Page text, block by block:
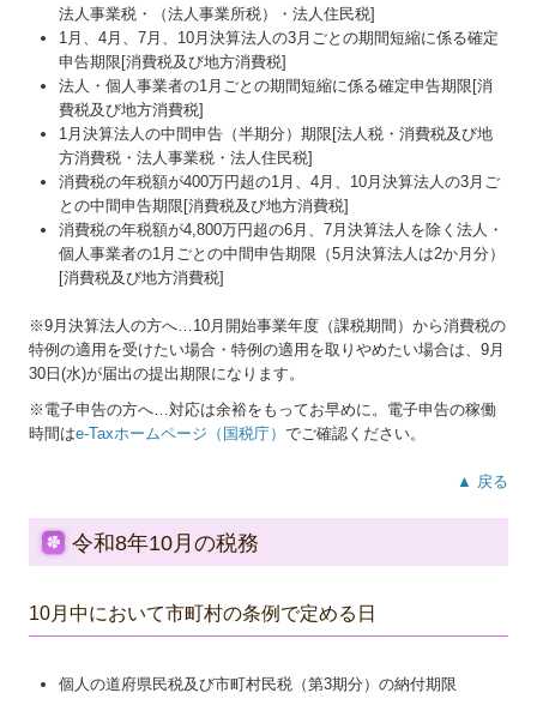
法人事業税・（法人事業所税）・法人住民税]
1月、4月、7月、10月決算法人の3月ごとの期間短縮に係る確定
申告期限[消費税及び地方消費税]
法人・個人事業者の1月ごとの期間短縮に係る確定申告期限[消
費税及び地方消費税]
1月決算法人の中間申告（半期分）期限[法人税・消費税及び地
方消費税・法人事業税・法人住民税]
消費税の年税額が400万円超の1月、4月、10月決算法人の3月ご
との中間申告期限[消費税及び地方消費税]
消費税の年税額が4,800万円超の6月、7月決算法人を除く法人・
個人事業者の1月ごとの中間申告期限（5月決算法人は2か月分）
[消費税及び地方消費税]
※9月決算法人の方へ…10月開始事業年度（課税期間）から消費税の
特例の適用を受けたい場合・特例の適用を取りやめたい場合は、9月
30日(水)が届出の提出期限になります。
※電子申告の方へ…対応は余裕をもってお早めに。電子申告の稼働
時間はe-Taxホームページ（国税庁）でご確認ください。
▲ 戻る
令和8年10月の税務
10月中において市町村の条例で定める日
個人の道府県民税及び市町村民税（第3期分）の納付期限